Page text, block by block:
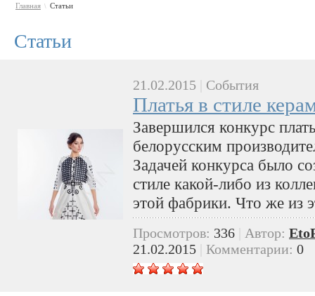
Главная \ Статьи
Статьи
21.02.2015 События
Платья в стиле
Завершился конкурс
белорусским
Задачей конкурса было
стиле какой-либо из
этой фабрики. Что же из
Просмотров: 336 Автор:
21.02.2015
Комментарии: 0